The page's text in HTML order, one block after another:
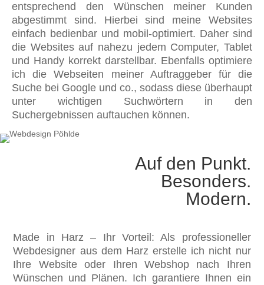
entsprechend den Wünschen meiner Kunden
abgestimmt sind. Hierbei sind meine Websites
einfach bedienbar und mobil-optimiert. Daher sind
die Websites auf nahezu jedem Computer, Tablet
und Handy korrekt darstellbar. Ebenfalls optimiere
ich die Webseiten meiner Auftraggeber für die
Suche bei Google und co., sodass diese überhaupt
unter wichtigen Suchwörtern in den
Suchergebnissen auftauchen können.
Auf den Punkt.
Besonders.
Modern.
Made in Harz – Ihr Vorteil: Als professioneller
Webdesigner aus dem Harz erstelle ich nicht nur
Ihre Website oder Ihren Webshop nach Ihren
Wünschen und Plänen. Ich garantiere Ihnen ein